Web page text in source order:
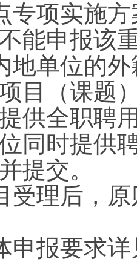
专项实施
能申报该
地单位的
目（课题
供全职聘
同时提供
提交。
受理后，
申报要求